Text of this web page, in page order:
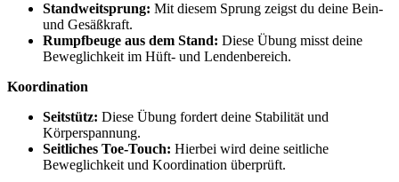
Standweitsprung: Mit diesem Sprung zeigst du deine Bein-
und Gesäßkraft.
Rumpfbeuge aus dem Stand: Diese Übung misst deine
Beweglichkeit im Hüft- und Lendenbereich.
Koordination
Seitstütz: Diese Übung fordert deine Stabilität und
Körperspannung.
Seitliches Toe-Touch: Hierbei wird deine seitliche
Beweglichkeit und Koordination überprüft.